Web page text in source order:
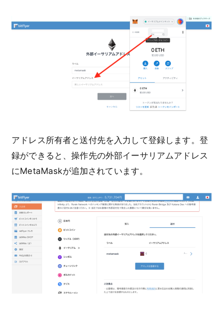
アドレス所有者と送付先を入力して登録します。登
録ができると、操作先の外部イーサリアムアドレス
にMetaMaskが追加されています。